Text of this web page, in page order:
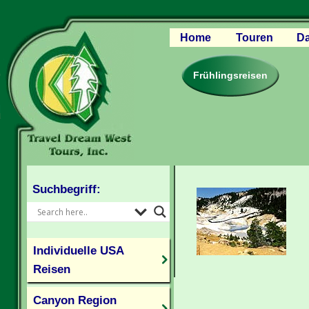
Home
Touren
Canyon Region
Rocky
Pazifischer
Frühlingsreisen
Suchbegriff:
Individuelle USA
Reisen
Canyon Region